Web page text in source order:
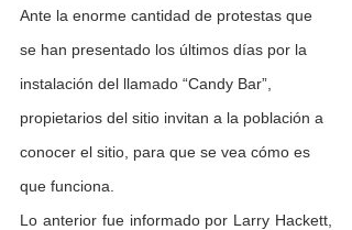
Ante la enorme cantidad de protestas que
se han presentado los últimos días por la
instalación del llamado “Candy Bar”,
propietarios del sitio invitan a la población a
conocer el sitio, para que se vea cómo es
que funciona.
Lo anterior fue informado por Larry Hackett,